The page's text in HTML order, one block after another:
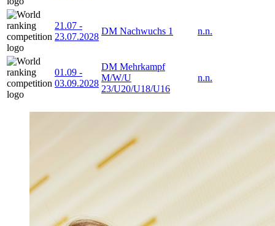
21.07 -
23.07.2028
DM Nachwuchs 1 n.n.
01.09 -
03.09.2028
DM Mehrkampf
M/W/U
23/U20/U18/U16
n.n.